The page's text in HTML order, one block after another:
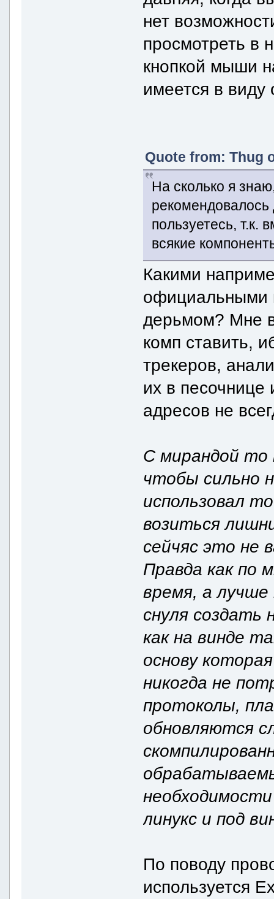
нет
просмотреть в
кнопкой мыши
имеется в виду
Quote from: Thug
На сколько я
пользуетесь, т.к.
всякие
Какими
официальными
дерьмом? Мне
комп ставить,
трекеров,
их в
адресов не
С мирандой то
чтобы сильно
использовал
возиться
сейчяс это не
Правда как по
время, а
снуля
как на винде
основу
никогда не
протоколы,
обновляются
линукс и под
По поводу
используется